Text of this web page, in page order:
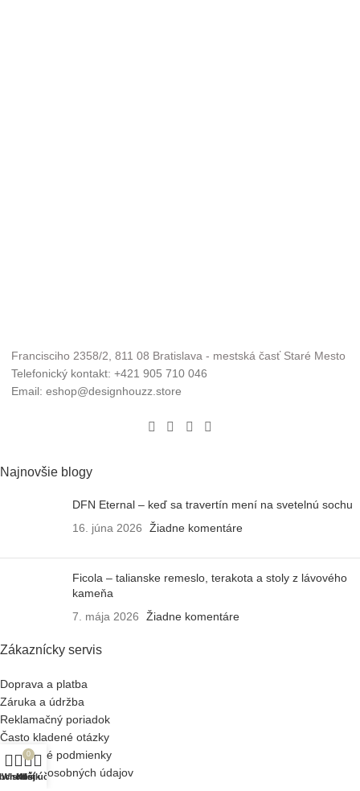
Francisciho 2358/2, 811 08 Bratislava - mestská časť Staré Mesto
Telefonický kontakt: +421 905 710 046
Email: eshop@designhouzz.store
Najnovšie blogy
DFN Eternal – keď sa travertín mení na svetelnú sochu
16. júna 2026
Žiadne komentáre
Ficola – talianske remeslo, terakota a stoly z lávového
kameňa
7. mája 2026
Žiadne komentáre
Zákaznícky servis
Doprava a platba
Záruka a údržba
Reklamačný poriadok
Často kladené otázky
Obchodné podmienky
Ochrana osobných údajov
Wishlist
0
Košík
Môj účet